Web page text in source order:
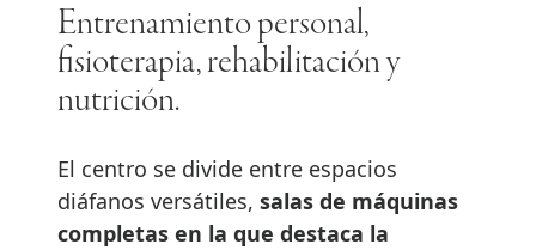
Entrenamiento personal,
fisioterapia, rehabilitación y
nutrición.
El centro se divide entre espacios
diáfanos versátiles, salas de máquinas
completas en la que destaca la